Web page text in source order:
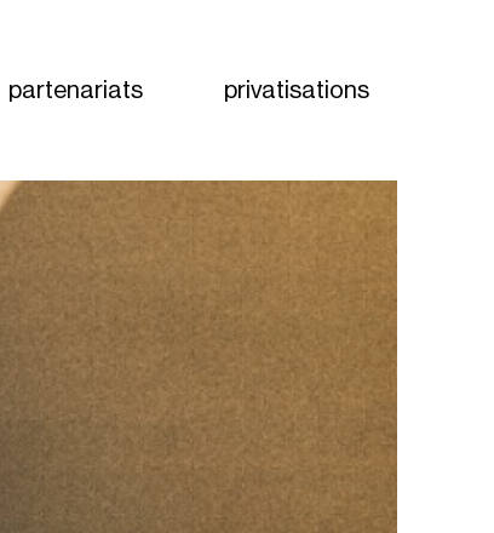
partenariats privatisations